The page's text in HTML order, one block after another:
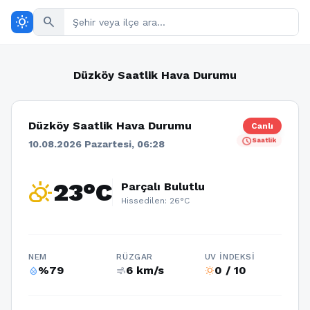
wb_sunny search
Düzköy Saatlik Hava Durumu
Düzköy Saatlik Hava Durumu
10.08.2026 Pazartesi, 06:28
Canlı
scheduleSaatlik
partly_cloudy_day23°C Parçalı Bulutlu
Hissedilen: 26°C
NEM
humidity_percentage%79
RÜZGAR
air6 km/s
UV İNDEKSI
wb_sunny0 / 10